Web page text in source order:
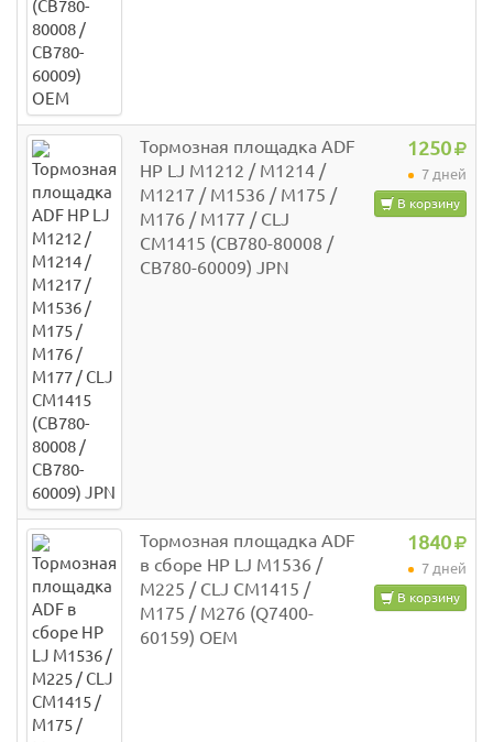
Тормозная площадка ADF
HP LJ M1212 / M1214 /
M1217 / M1536 / M175 /
M176 / M177 / CLJ
CM1415 (CB780-80008 /
CB780-60009) JPN
1250
7 дней
В корзину
Тормозная площадка ADF
в сборе HP LJ M1536 /
M225 / CLJ CM1415 /
M175 / M276 (Q7400-
60159) OEM
1840
7 дней
В корзину